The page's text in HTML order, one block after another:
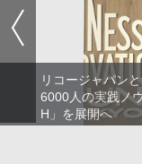
リコージャパン
6000人の実践ノ
H」を展開へ